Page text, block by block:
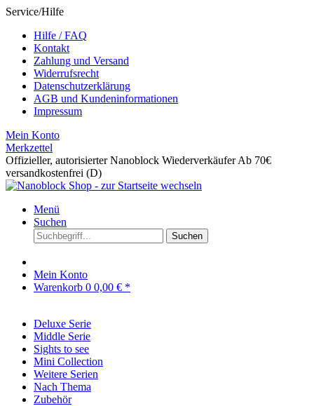
Service/Hilfe
Hilfe / FAQ
Kontakt
Zahlung und Versand
Widerrufsrecht
Datenschutzerklärung
AGB und Kundeninformationen
Impressum
Mein Konto
Merkzettel
Offizieller, autorisierter Nanoblock WiederverkäuferAb 70€
versandkostenfrei (D)
Menü
Suchen
Suchen
Mein Konto
Warenkorb 0 0,00 € *
Deluxe Serie
Middle Serie
Sights to see
Mini Collection
Weitere Serien
Nach Thema
Zubehör